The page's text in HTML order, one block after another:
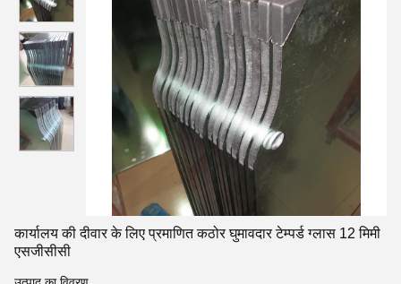
कार्यालय की दीवार के लिए प्रमाणित कठोर घुमावदार टेम्पर्ड ग्लास 12 मिमी
एसजीसीसी